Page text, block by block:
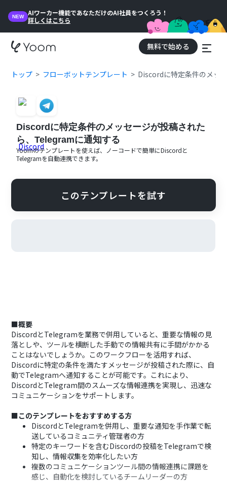
NEW
AIワーカー機能であなただけのAI社員をつくろう！
詳しくはこちら
無料で始める
トップ フローボットテンプレート Discordに特定条件のメッ
Discordに特定条件のメッセージが投稿された
ら、Telegramに通知する
Yoomのテンプレートを使えば、ノーコードで簡単にDiscordと
Telegramを自動連携できます。
このテンプレートを試す
■概要
DiscordとTelegramを業務で併用していると、重要な情報の見
落としや、ツールを横断した手動での情報共有に手間がかかる
ことはないでしょうか。このワークフローを活用すれば、
Discordに特定の条件を満たすメッセージが投稿された際に、自
動でTelegramへ通知することが可能です。これにより、
DiscordとTelegram間のスムーズな情報連携を実現し、迅速な
コミュニケーションをサポートします。
■このテンプレートをおすすめする方
DiscordとTelegramを併用し、重要な通知を手作業で転
送しているコミュニティ管理者の方
特定のキーワードを含むDiscordの投稿をTelegramで検
知し、情報収集を効率化したい方
複数のコミュニケーションツール間の情報連携に課題を
感じ、自動化を検討しているチームリーダーの方